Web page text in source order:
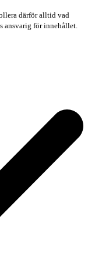
därför alltid vad
ansvarig för innehållet.